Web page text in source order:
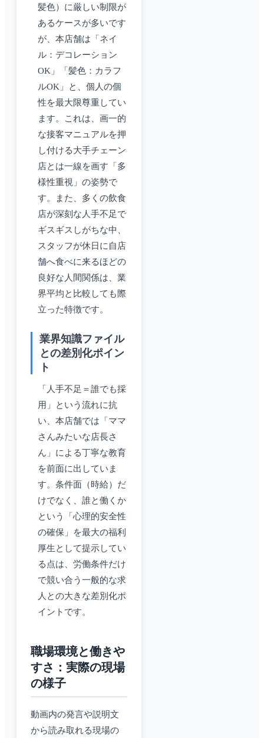
髪色）に厳しい制限が
あるケースが多いです
が、本店舗は「ネイ
ル：デコレーション
OK」「髪色：カラフ
ルOK」と、個人の個
性を最大限尊重してい
ます。これは、画一的
な接客マニュアルを押
し付ける大手チェーン
店とは一線を画す「多
様性重視」の姿勢で
す。また、多くの飲食
店が深刻な人手不足で
ギスギスしがちな中、
スタッフが休日に自店
舗へ食べに来るほどの
良好な人間関係は、業
界平均と比較しても際
立った特徴です。
業界知識ファイル
との差別化ポイン
ト
「人手不足＝誰でも採
用」という流れに抗
い、本店舗では「ママ
さんみたいな店長さ
ん」による丁寧な教育
を前面に出していま
す。条件面（時給）だ
けでなく、誰と働くか
という「心理的安全性
の確保」を最大の福利
厚生として提示してい
る点は、労働条件だけ
で競い合う一般的な求
人との大きな差別化ポ
イントです。
職場環境と働きや
すさ：実際の現場
の様子
動画内の発言や説明文
から読み取れる現場の